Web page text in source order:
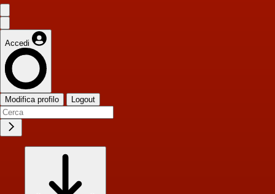
Accedi
Modifica profilo Logout